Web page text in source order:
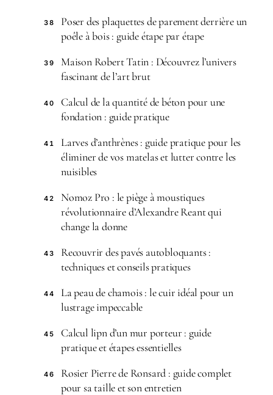
38
Poser des plaquettes de parement derrière un
poêle à bois : guide étape par étape
39
Maison Robert Tatin : Découvrez l’univers
fascinant de l’art brut
40
Calcul de la quantité de béton pour une
fondation : guide pratique
41
Larves d’anthrènes : guide pratique pour les
éliminer de vos matelas et lutter contre les
nuisibles
42
Nomoz Pro : le piège à moustiques
révolutionnaire d’Alexandre Reant qui
change la donne
43
Recouvrir des pavés autobloquants :
techniques et conseils pratiques
44
La peau de chamois : le cuir idéal pour un
lustrage impeccable
45
Calcul lipn d’un mur porteur : guide
pratique et étapes essentielles
46
Rosier Pierre de Ronsard : guide complet
pour sa taille et son entretien